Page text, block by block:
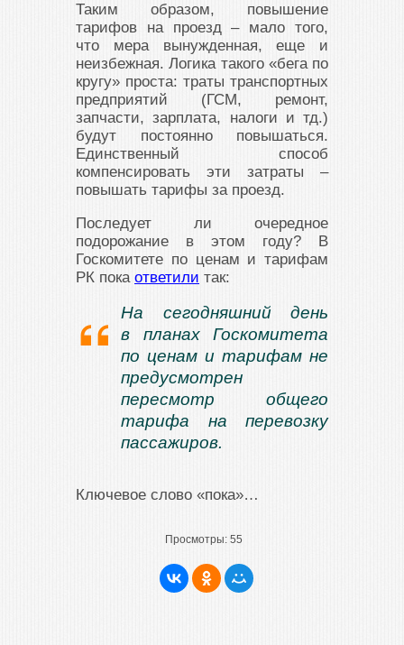
Таким образом, повышение
тарифов на проезд – мало того,
что мера вынужденная, еще и
неизбежная. Логика такого «бега по
кругу» проста: траты транспортных
предприятий (ГСМ, ремонт,
запчасти, зарплата, налоги и тд.)
будут постоянно повышаться.
Единственный способ
компенсировать эти затраты –
повышать тарифы за проезд.
Последует ли очередное
подорожание в этом году? В
Госкомитете по ценам и тарифам
РК пока ответили так:
На сегодняшний день
в планах Госкомитета
по ценам и тарифам не
предусмотрен
пересмотр общего
тарифа на перевозку
пассажиров.
Ключевое слово «пока»…
Просмотры: 55